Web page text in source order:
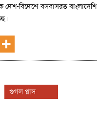
দেশ-বিদেশে বসবাসরত বাংলাদেশি
গুগল প্লাস